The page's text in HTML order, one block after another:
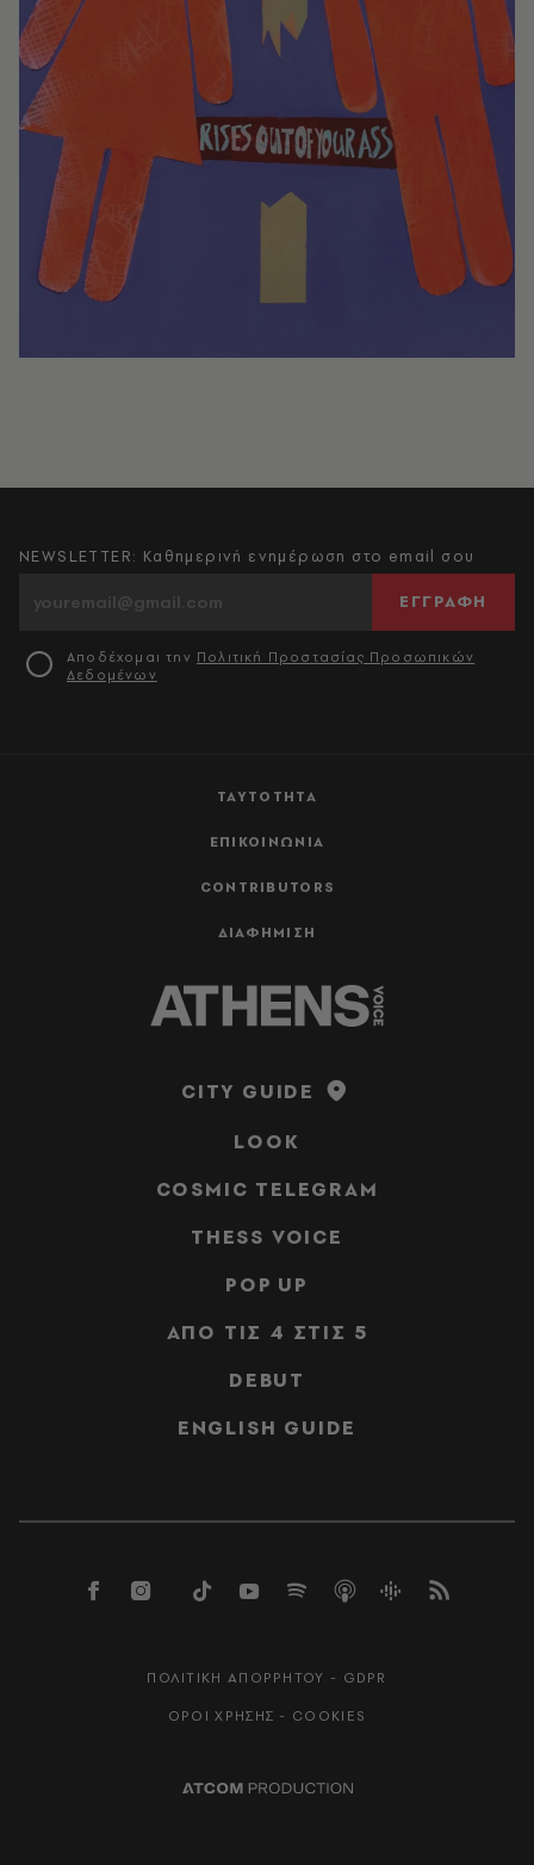
ΤΑΥΤΟΤΗΤΑ
ΕΠΙΚΟΙΝΩΝΙΑ
CONTRIBUTORS
ΔΙΑΦΗΜΙΣΗ
NEWSLETTER: Καθημερινή ενημέρωση στο email σου
ΕΓΓΡΑΦΗ
Αποδέχομαι την Πολιτική Προστασίας Προσωπικών
Δεδομένων
CITY GUIDE
LOOK
COSMIC TELEGRAM
THESS VOICE
POP UP
ΑΠΟ ΤΙΣ 4 ΣΤΙΣ 5
DEBUT
ENGLISH GUIDE
ΠΟΛΙΤΙΚΗ ΑΠΟΡΡΗΤΟΥ - GDPR
ΟΡΟΙ ΧΡΗΣΗΣ - COOKIES